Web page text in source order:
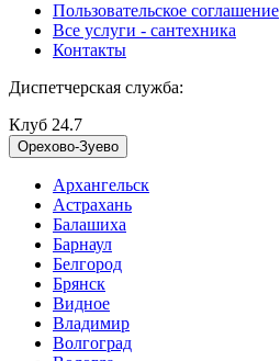
Пользовательское соглашение
Все услуги - cантехника
Контакты
Диспетчерская служба:
Клуб 24.7
Орехово-Зуево
Архангельск
Астрахань
Балашиха
Барнаул
Белгород
Брянск
Видное
Владимир
Волгоград